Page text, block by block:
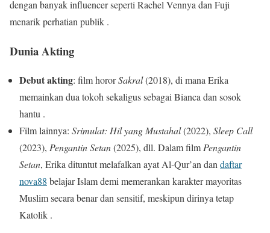
dengan banyak influencer seperti Rachel Vennya dan Fuji
menarik perhatian publik .
Dunia Akting
Debut akting: film hororSakral(2018), di mana Erika
memainkan dua tokoh sekaligus sebagai Bianca dan sosok
hantu .
Film lainnya: Srimulat: Hil yang Mustahal(2022), Sleep Call
(2023), Pengantin Setan(2025), dll. Dalam filmPengantin
Setan, Erika dituntut melafalkan ayat Al‑Qur’an dandaftar
nova88 belajar Islam demi memerankan karakter mayoritas
Muslim secara benar dan sensitif, meskipun dirinya tetap
Katolik .